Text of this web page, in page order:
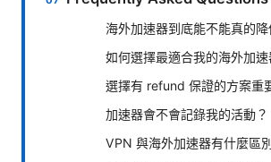
海外加速器到底能不能真的降
如何選擇最適合我的海外加速
選擇有 refund 保證的方案重
加速器會不會記錄我的活動？
VPN 與海外加速器有什麼區